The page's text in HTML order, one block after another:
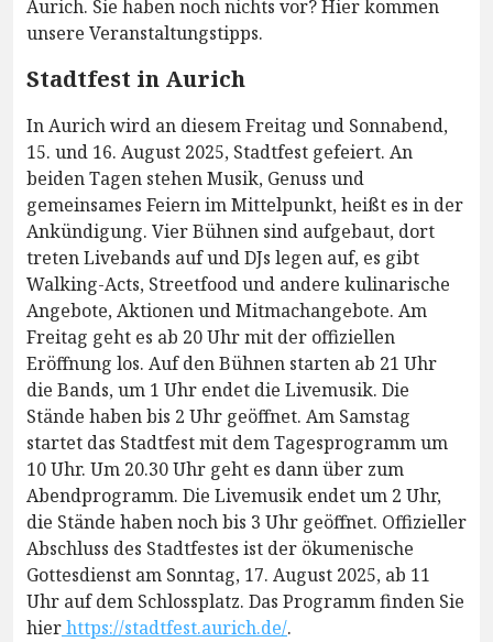
Aurich. Sie haben noch nichts vor? Hier kommen
unsere Veranstaltungstipps.
Stadtfest in Aurich
In Aurich wird an diesem Freitag und Sonnabend,
15. und 16. August 2025, Stadtfest gefeiert. An
beiden Tagen stehen Musik, Genuss und
gemeinsames Feiern im Mittelpunkt, heißt es in der
Ankündigung. Vier Bühnen sind aufgebaut, dort
treten Livebands auf und DJs legen auf, es gibt
Walking-Acts, Streetfood und andere kulinarische
Angebote, Aktionen und Mitmachangebote. Am
Freitag geht es ab 20 Uhr mit der offiziellen
Eröffnung los. Auf den Bühnen starten ab 21 Uhr
die Bands, um 1 Uhr endet die Livemusik. Die
Stände haben bis 2 Uhr geöffnet. Am Samstag
startet das Stadtfest mit dem Tagesprogramm um
10 Uhr. Um 20.30 Uhr geht es dann über zum
Abendprogramm. Die Livemusik endet um 2 Uhr,
die Stände haben noch bis 3 Uhr geöffnet. Offizieller
Abschluss des Stadtfestes ist der ökumenische
Gottesdienst am Sonntag, 17. August 2025, ab 11
Uhr auf dem Schlossplatz. Das Programm finden Sie
hierhttps://stadtfest.aurich.de/.